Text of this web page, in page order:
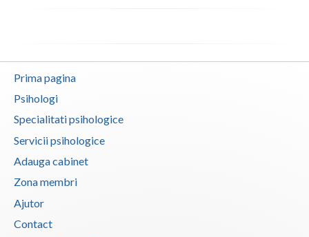
Prima pagina
Psihologi
Specialitati psihologice
Servicii psihologice
Adauga cabinet
Zona membri
Ajutor
Contact